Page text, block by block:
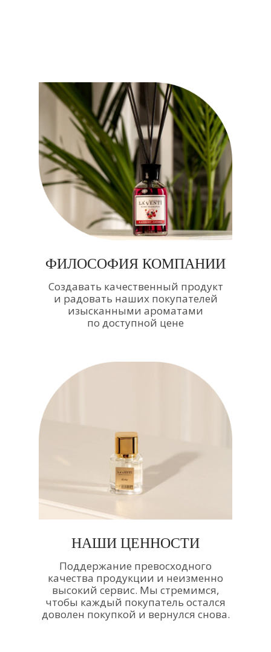
ФИЛОСОФИЯ КОМПАНИИ
Создавать качественный продукт
и радовать наших покупателей
изысканными ароматами
по доступной цене
НАШИ ЦЕННОСТИ
Поддержание превосходного
качества продукции и неизменно
высокий сервис. Мы стремимся,
чтобы каждый покупатель остался
доволен покупкой и вернулся снова.